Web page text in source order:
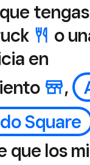
o
en
,
Square
que los